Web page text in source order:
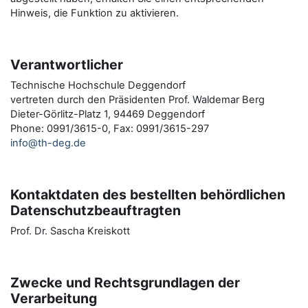
Hinweis, die Funktion zu aktivieren.
Verantwortlicher
Technische Hochschule Deggendorf
vertreten durch den Präsidenten Prof. Waldemar Berg
Dieter-Görlitz-Platz 1, 94469 Deggendorf
Phone: 0991/3615-0, Fax: 0991/3615-297
info@th-deg.de
Kontaktdaten des bestellten behördlichen
Datenschutzbeauftragten
Prof. Dr. Sascha Kreiskott
Zwecke und Rechtsgrundlagen der
Verarbeitung